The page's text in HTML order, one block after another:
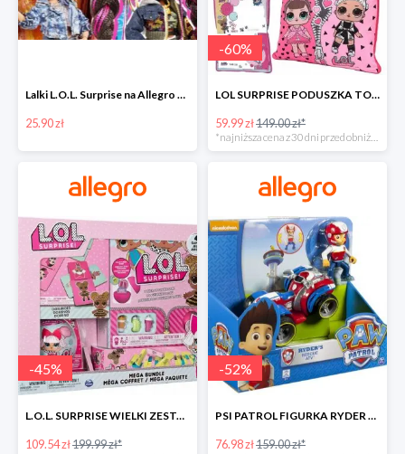
Lalki L.O.L. Surprise na Allegro w super cenach od 25,90 zł
25.90 zł
-60%
LOL SURPRISE PODUSZKA TOREBKA SEKRETNY SCHOWEK MP3 -59%
59.99 zł149.00 zł*
*najniższa cena z 30 dni przed obniżką
-45%
L.O.L. SURPRISE WIELKI ZESTAW NIESPODZIANKA 4 GRY -45%
109.54 zł199.99 zł*
-52%
PSI PATROL FIGURKA RYDER + QUAD POJAZD RATUNKOWY -51%
76.98 zł159.00 zł*